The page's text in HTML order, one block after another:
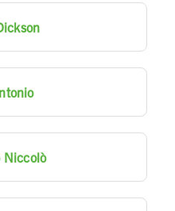
Niccolò